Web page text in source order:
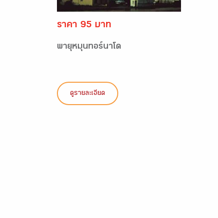
ราคา 95 บาท
พายุหมุนทอร์นาโด
ดูรายละเอียด